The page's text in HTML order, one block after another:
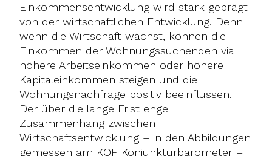
Einkommensentwicklung wird stark geprägt
von der wirtschaftlichen Entwicklung. Denn
wenn die Wirtschaft wächst, können die
Einkommen der Wohnungssuchenden via
höhere Arbeitseinkommen oder höhere
Kapitaleinkommen steigen und die
Wohnungsnachfrage positiv beeinflussen.
Der über die lange Frist enge
Zusammenhang zwischen
Wirtschaftsentwicklung – in den Abbildungen
gemessen am KOF Konjunkturbarometer –